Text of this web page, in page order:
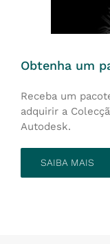
Obtenha um
Receba um
adquirir a
Autodesk.
SAIBA MAIS